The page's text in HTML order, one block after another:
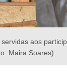
aos
Maira Soares)